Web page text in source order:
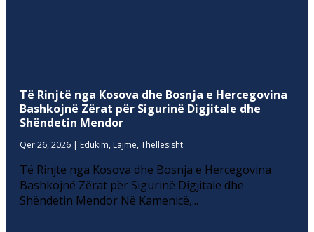
Të Rinjtë nga Kosova dhe Bosnja e Hercegovina
Bashkojnë Zërat për Sigurinë Digjitale dhe
Shëndetin Mendor
Qer 26, 2026 | Edukim, Lajme, Thellesisht
Të Rinjtë nga Kosova dhe Bosnja e Hercegovina
Bashkojnë Zërat për Sigurinë Digjitale dhe
Shëndetin Mendor Në Kamenicë,...